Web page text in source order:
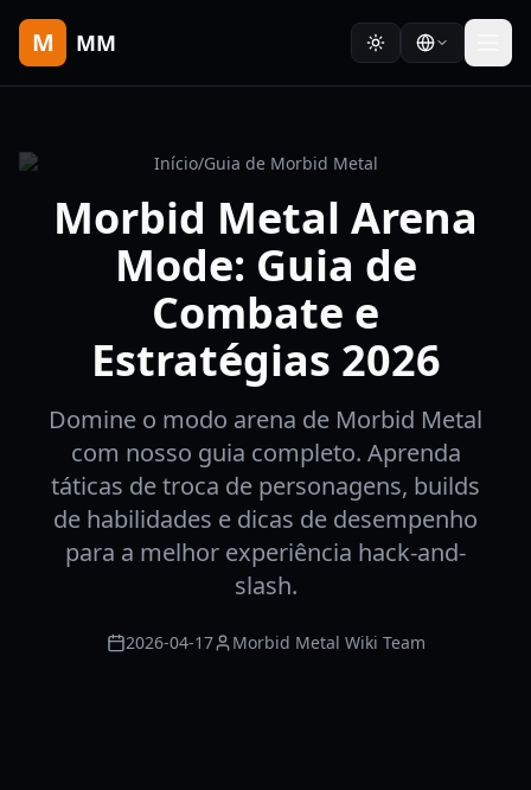
M MM
Início/Guia de Morbid Metal
Morbid Metal Arena
Mode: Guia de
Combate e
Estratégias 2026
Domine o modo arena de Morbid Metal
com nosso guia completo. Aprenda
táticas de troca de personagens, builds
de habilidades e dicas de desempenho
para a melhor experiência hack-and-
slash.
2026-04-17 Morbid Metal Wiki Team